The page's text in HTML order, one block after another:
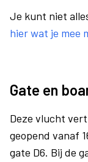
Je kunt niet
hier wat je mee
Gate en
Deze vlucht
geopend vanaf
gate D6. Bij de